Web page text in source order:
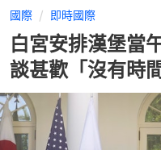
國際 即時國際
白宮安排漢堡當
談甚歡「沒有時間